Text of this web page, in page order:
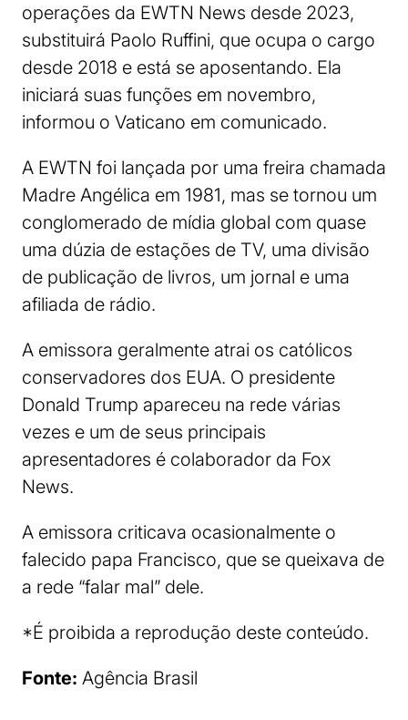
operações da EWTN News desde 2023,
substituirá Paolo Ruffini, que ocupa o cargo
desde 2018 e está se aposentando. Ela
iniciará suas funções em novembro,
informou o Vaticano em comunicado.
A EWTN foi lançada por uma freira chamada
Madre Angélica em 1981, mas se tornou um
conglomerado de mídia global com quase
uma dúzia de estações de TV, uma divisão
de publicação de livros, um jornal e uma
afiliada de rádio.
A emissora geralmente atrai os católicos
conservadores dos EUA. O presidente
Donald Trump apareceu na rede várias
vezes e um de seus principais
apresentadores é colaborador da Fox
News.
A emissora criticava ocasionalmente o
falecido papa Francisco, que se queixava de
a rede “falar mal” dele.
*É proibida a reprodução deste conteúdo.
Fonte: Agência Brasil